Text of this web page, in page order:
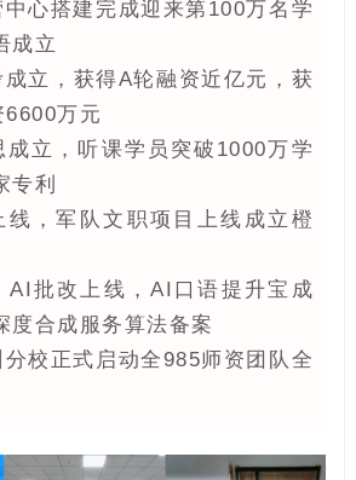
心搭建完成迎来第100万名学
成立
立，获得A轮融资近亿元，获
万元
成立，听课学员突破1000万学
专利
线，军队文职项目上线成立橙
AI批改上线，AI口语提升宝成
度合成服务算法备案
校正式启动全985师资团队全